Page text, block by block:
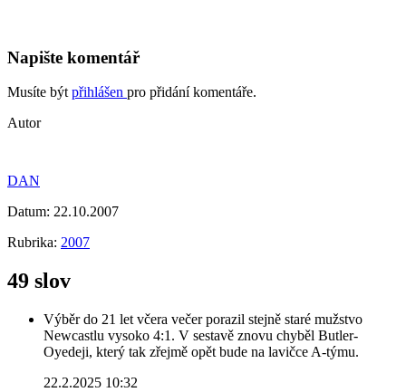
Napište komentář
Musíte být přihlášen pro přidání komentáře.
Autor
DAN
Datum: 22.10.2007
Rubrika: 2007
49 slov
Výběr do 21 let včera večer porazil stejně staré mužstvo
Newcastlu vysoko 4:1. V sestavě znovu chyběl Butler-
Oyedeji, který tak zřejmě opět bude na lavičce A-týmu.
22.2.2025 10:32